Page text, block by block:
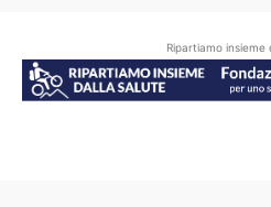
Ripartiamo insieme